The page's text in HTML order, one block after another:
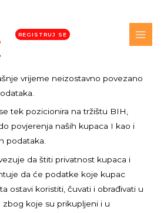
REGISTRUJ SE
privatnosti
vrijeme neizostavno povezano
tek pozicionira na tržištu BIH,
povjerenja naših kupaca I kao i
podataka.
da štiti privatnost kupaca i
da će podatke koje kupac
ostavi koristiti, čuvati i obrađivati u
zbog koje su prikupljeni i u